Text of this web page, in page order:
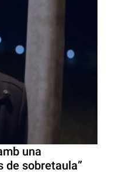
una
de sobretaula”